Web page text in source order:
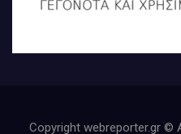
Copyright webreporter.gr ©